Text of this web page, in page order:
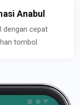
Anabul
dengan cepat
tombol.